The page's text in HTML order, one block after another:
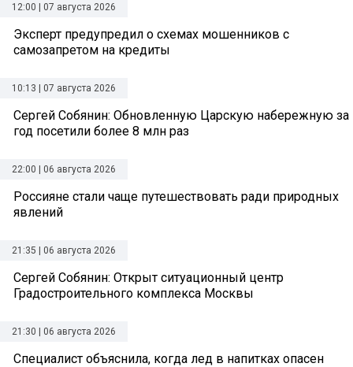
12:00 | 07 августа 2026
Эксперт предупредил о схемах мошенников с
самозапретом на кредиты
10:13 | 07 августа 2026
Сергей Собянин: Обновленную Царскую набережную за
год посетили более 8 млн раз
22:00 | 06 августа 2026
Россияне стали чаще путешествовать ради природных
явлений
21:35 | 06 августа 2026
Сергей Собянин: Открыт ситуационный центр
Градостроительного комплекса Москвы
21:30 | 06 августа 2026
Специалист объяснила, когда лед в напитках опасен